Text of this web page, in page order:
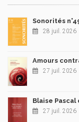
Sonorités
28 juil. 2026
Amours
27 juil. 2026
Blaise Pascal
27 juil. 2026